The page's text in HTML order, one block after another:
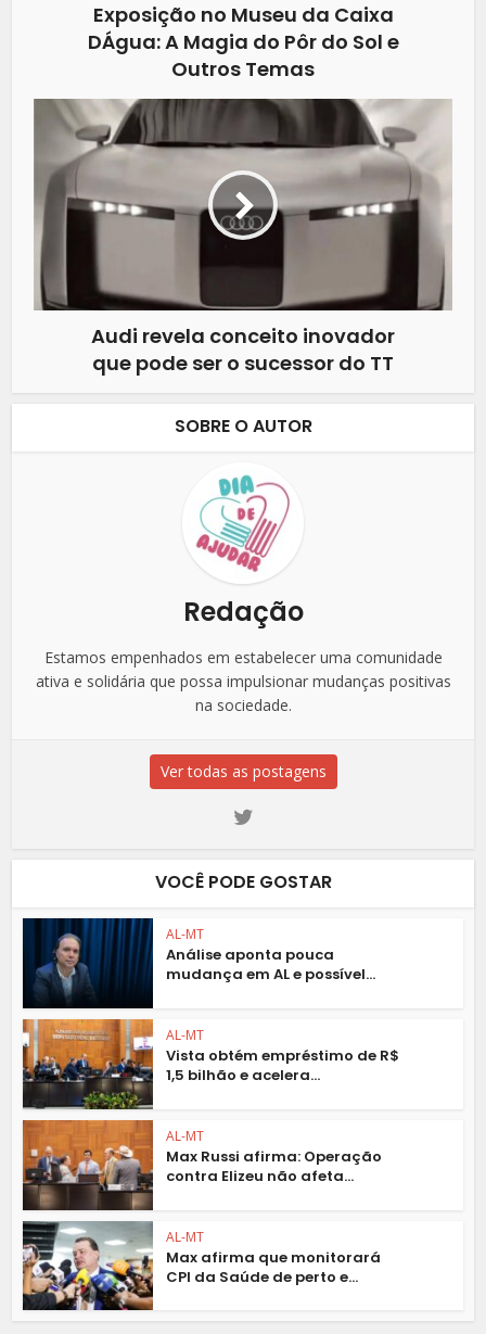
Exposição no Museu da Caixa
DÁgua: A Magia do Pôr do Sol e
Outros Temas
Audi revela conceito inovador
que pode ser o sucessor do TT
SOBRE O AUTOR
Redação
Estamos empenhados em estabelecer uma comunidade
ativa e solidária que possa impulsionar mudanças positivas
na sociedade.
Ver todas as postagens
VOCÊ PODE GOSTAR
AL-MT
Análise aponta pouca
mudança em AL e possível...
AL-MT
Vista obtém empréstimo de R$
1,5 bilhão e acelera...
AL-MT
Max Russi afirma: Operação
contra Elizeu não afeta...
AL-MT
Max afirma que monitorará
CPI da Saúde de perto e...